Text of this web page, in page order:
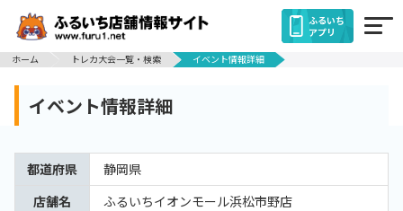
ふるいち
アプリ
ホーム
トレカ大会一覧・検索 イベント情報詳細
イベント情報詳細
都道府県
静岡県
店舗名
ふるいちイオンモール浜松市野店